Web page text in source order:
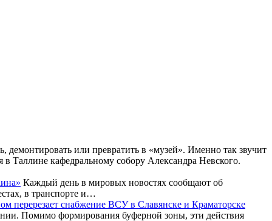
демонтировать или превратить в «музей». Именно так звучит
Таллине кафедральному собору Александра Невского.
Каждый день в мировых новостях сообщают об
в транспорте и…
перерезает снабжение ВСУ в Славянске и Краматорске
Помимо формирования буферной зоны, эти действия